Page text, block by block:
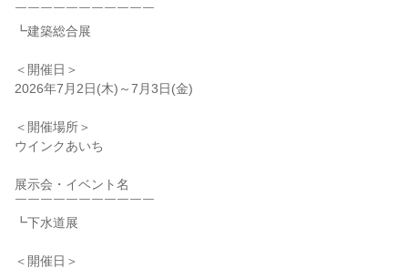
￣￣￣￣￣￣￣￣￣￣￣
┗建築総合展
＜開催日＞
2026年7月2日(木)～7月3日(金)
＜開催場所＞
ウインクあいち
展示会・イベント名
￣￣￣￣￣￣￣￣￣￣￣
┗下水道展
＜開催日＞